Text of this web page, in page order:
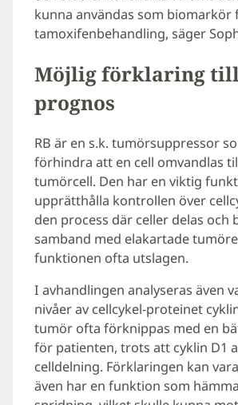
kunna användas som biomarkör
tamoxifenbehandling, säger
Möjlig förklaring
prognos
RB är en s.k. tumörsuppressor
förhindra att en cell omvandlas
tumörcell. Den har en viktig
upprätthålla kontrollen över
den process där celler delas och
samband med elakartade
funktionen ofta utslagen.
I avhandlingen analyseras även
nivåer av cellcykel-proteinet
tumör ofta förknippas med en
för patienten, trots att cyklin D1
celldelning. Förklaringen kan
även har en funktion som